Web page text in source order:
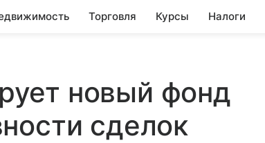
Торговля Курсы Налоги
новый фонд
сделок